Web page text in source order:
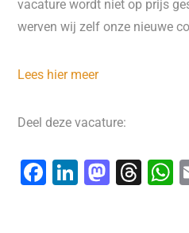
vacature wordt niet op prijs
werven wij zelf onze nieuwe
Lees hier meer
Deel deze vacature:
F
Li M T